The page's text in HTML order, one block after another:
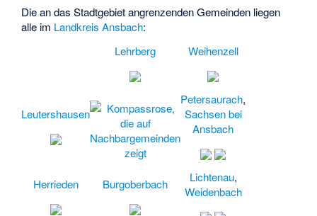
Die an das Stadtgebiet angrenzenden Gemeinden liegen
alle im Landkreis Ansbach:
Lehrberg
Weihenzell
Leutershausen
Petersaurach,
Sachsen bei
Ansbach
Herrieden Burgoberbach Lichtenau,
Weidenbach